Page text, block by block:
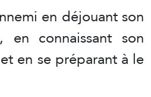
en déjouant son
en connaissant son
en se préparant à le